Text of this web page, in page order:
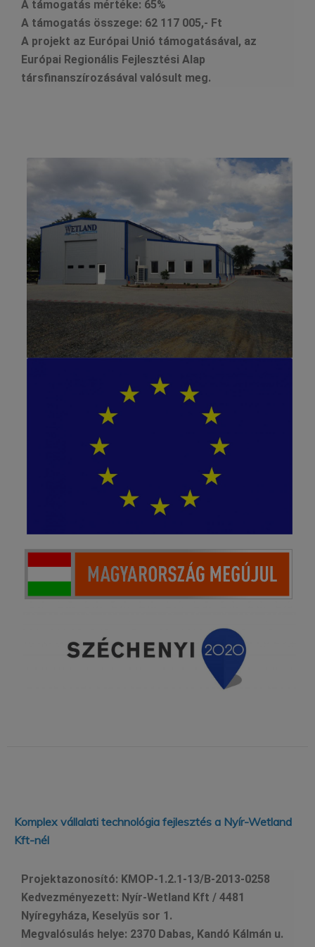
A támogatás mértéke: 65%
A támogatás összege: 62 117 005,- Ft
A projekt az Európai Unió támogatásával, az
Európai Regionális Fejlesztési Alap
társfinanszírozásával valósult meg.
Komplex vállalati technológia fejlesztés a Nyír-Wetland
Kft-nél
Projektazonosító: KMOP-1.2.1-13/B-2013-0258
Kedvezményezett: Nyír-Wetland Kft / 4481
Nyíregyháza, Keselyűs sor 1.
Megvalósulás helye: 2370 Dabas, Kandó Kálmán u.